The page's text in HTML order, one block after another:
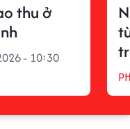
thu ở
- 10:30